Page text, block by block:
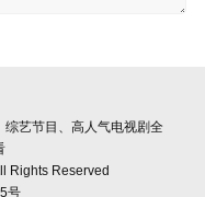
艺节目、高人气电视剧全
Rights Reserved
号